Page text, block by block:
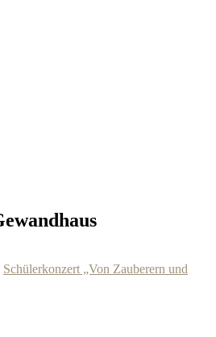
Schülerkonzert „Von Zauberern und